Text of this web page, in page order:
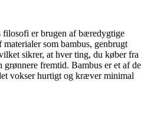
filosofi er brugen af bæredygtige
som bambus, genbrugt
sikrer, at hver ting, du køber fra
fremtid. Bambus er et af de
vokser hurtigt og kræver minimal